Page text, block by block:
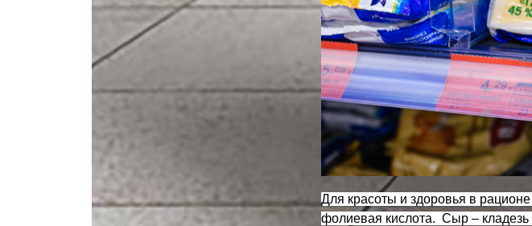
Для красоты и здоровья в
фолиевая кислота. Сыр – кладезь